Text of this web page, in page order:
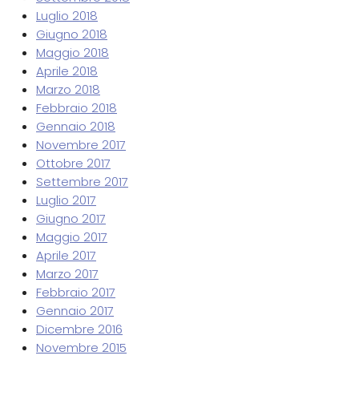
Luglio 2018
Giugno 2018
Maggio 2018
Aprile 2018
Marzo 2018
Febbraio 2018
Gennaio 2018
Novembre 2017
Ottobre 2017
Settembre 2017
Luglio 2017
Giugno 2017
Maggio 2017
Aprile 2017
Marzo 2017
Febbraio 2017
Gennaio 2017
Dicembre 2016
Novembre 2015